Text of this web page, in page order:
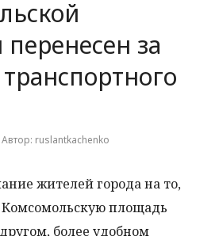
за
ruslantkachenko
жителей города на то,
площадь
более удобном